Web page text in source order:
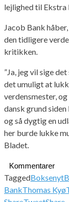
lejlighed til Ekstra
Jacob Bank
den tidligere
kritikken.
”Ja, jeg vil sige
det umuligt at
verdensmester,
dansk grund
og så dygtig en
her burde lukke
Bladet.
Kommentarer
TaggedBoksenyt
BankThomas Kyø